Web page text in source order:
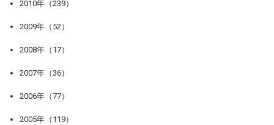
2010年（239）
2009年（52）
2008年（17）
2007年（36）
2006年（77）
2005年（119）